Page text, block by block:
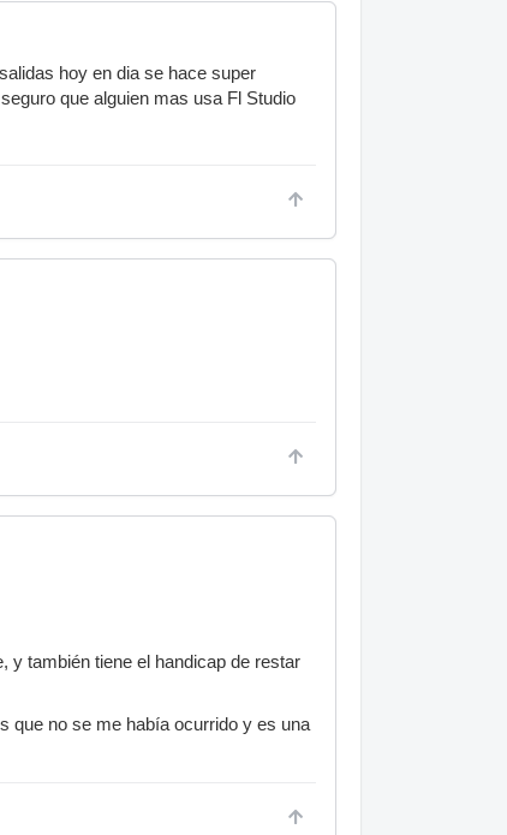
hoy en dia se hace super
que alguien mas usa Fl Studio
y también tiene el handicap de restar
que no se me había ocurrido y es una